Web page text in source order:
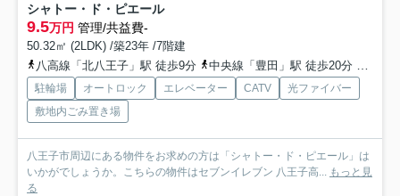
シャトー・ド・ピエール
9.5万円 管理/共益費-
50.32㎡ (2LDK) /築23年 /7階建
八高線「北八王子」駅 徒歩9分
中央線「豊田」駅 徒歩20分 八高
駐輪場 オートロック エレベーター CATV
光ファイバー
敷地内ごみ置き場
八王子市周辺にある物件をお求めの方は「シャトー・ド・ピエール」は
いかがでしょうか。こちらの物件はセブンイレブン 八王子高... もっと見
る